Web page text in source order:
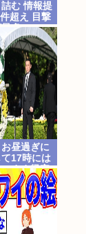
む 情報提
超え 目撃
多
昼過ぎに
17時には
まま帰宅